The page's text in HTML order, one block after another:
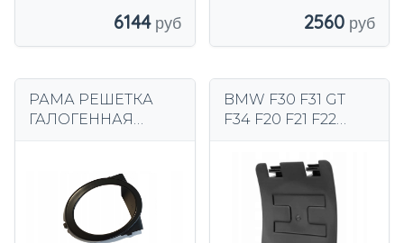
6144 2560
РАМА РЕШЕТКА
ГАЛОГЕННАЯ
BMW F30 F31 GT
F34 F20 F21 F22
арки передняя
левая правая
7260397